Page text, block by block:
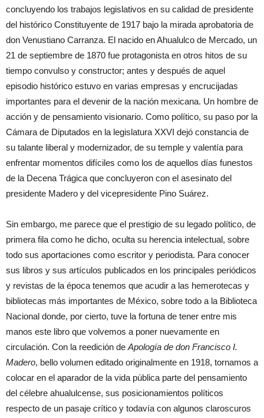
concluyendo los trabajos legislativos en su calidad de presidente
del histórico Constituyente de 1917 bajo la mirada aprobatoria de
don Venustiano Carranza. El nacido en Ahualulco de Mercado, un
21 de septiembre de 1870 fue protagonista en otros hitos de su
tiempo convulso y constructor; antes y después de aquel
episodio histórico estuvo en varias empresas y encrucijadas
importantes para el devenir de la nación mexicana. Un hombre de
acción y de pensamiento visionario. Como político, su paso por la
Cámara de Diputados en la legislatura XXVI dejó constancia de
su talante liberal y modernizador, de su temple y valentía para
enfrentar momentos difíciles como los de aquellos días funestos
de la Decena Trágica que concluyeron con el asesinato del
presidente Madero y del vicepresidente Pino Suárez.
Sin embargo, me parece que el prestigio de su legado político, de
primera fila como he dicho, oculta su herencia intelectual, sobre
todo sus aportaciones como escritor y periodista. Para conocer
sus libros y sus artículos publicados en los principales periódicos
y revistas de la época tenemos que acudir a las hemerotecas y
bibliotecas más importantes de México, sobre todo a la Biblioteca
Nacional donde, por cierto, tuve la fortuna de tener entre mis
manos este libro que volvemos a poner nuevamente en
circulación. Con la reedición de Apología de don Francisco I.
Madero, bello volumen editado originalmente en 1918, tornamos a
colocar en el aparador de la vida pública parte del pensamiento
del célebre ahualulcense, sus posicionamientos políticos
respecto de un pasaje crítico y todavía con algunos claroscuros